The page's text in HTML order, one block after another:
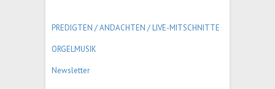
PREDIGTEN / ANDACHTEN / LIVE-MITSCHNITTE
ORGELMUSIK
Newsletter